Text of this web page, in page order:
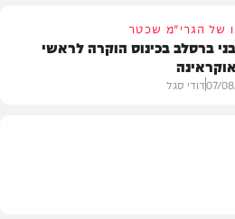
של הגרי"מ שכטר
ברסלב בכינוס הוקרה לראשי
07/דודי סגל